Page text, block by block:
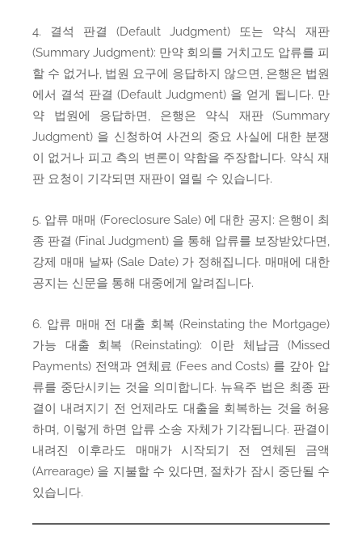
4. 결석 판결 (Default Judgment) 또는 약식 재판
(Summary Judgment): 만약 회의를 거치고도 압류를 피
할 수 없거나, 법원 요구에 응답하지 않으면, 은행은 법원
에서 결석 판결 (Default Judgment) 을 얻게 됩니다. 만
약 법원에 응답하면, 은행은 약식 재판 (Summary
Judgment) 을 신청하여 사건의 중요 사실에 대한 분쟁
이 없거나 피고 측의 변론이 약함을 주장합니다. 약식 재
판 요청이 기각되면 재판이 열릴 수 있습니다.
5. 압류 매매 (Foreclosure Sale) 에 대한 공지: 은행이 최
종 판결 (Final Judgment) 을 통해 압류를 보장받았다면,
강제 매매 날짜 (Sale Date) 가 정해집니다. 매매에 대한
공지는 신문을 통해 대중에게 알려집니다.
6. 압류 매매 전 대출 회복 (Reinstating the Mortgage)
가능 대출 회복 (Reinstating): 이란 체납금 (Missed
Payments) 전액과 연체료 (Fees and Costs) 를 갚아 압
류를 중단시키는 것을 의미합니다. 뉴욕주 법은 최종 판
결이 내려지기 전 언제라도 대출을 회복하는 것을 허용
하며, 이렇게 하면 압류 소송 자체가 기각됩니다. 판결이
내려진 이후라도 매매가 시작되기 전 연체된 금액
(Arrearage) 을 지불할 수 있다면, 절차가 잠시 중단될 수
있습니다.